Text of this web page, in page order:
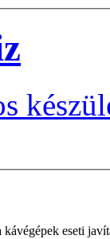
kávégépek eseti